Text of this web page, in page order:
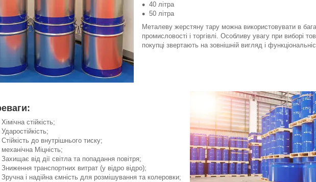
40 літра
50 літра
Металеву жерстяну тару можна використовувати в
промисловості і торгівлі. Особливу увагу при виборі
покупці звертають на зовнішній вигляд і
Хімічна стійкість;
Ударостійкість;
Стійкість до внутрішнього тиску;
механічна Міцність;
Захищає від дії світла та попадання повітря;
Зниження транспортних витрат (у відро відро);
Зручна і надійна ємність для розмішування та колеровки;